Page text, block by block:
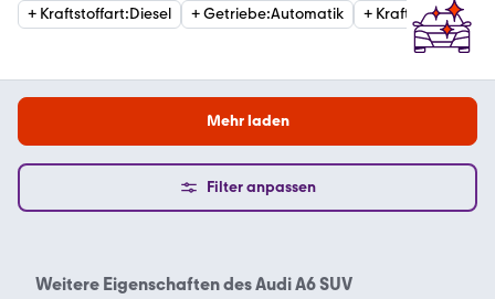
+ Kraftstoffart:Diesel +Getriebe:Automatik + Kraftstoffart:
Mehr laden
Filter anpassen
Weitere Eigenschaften desAudi A6 SUV